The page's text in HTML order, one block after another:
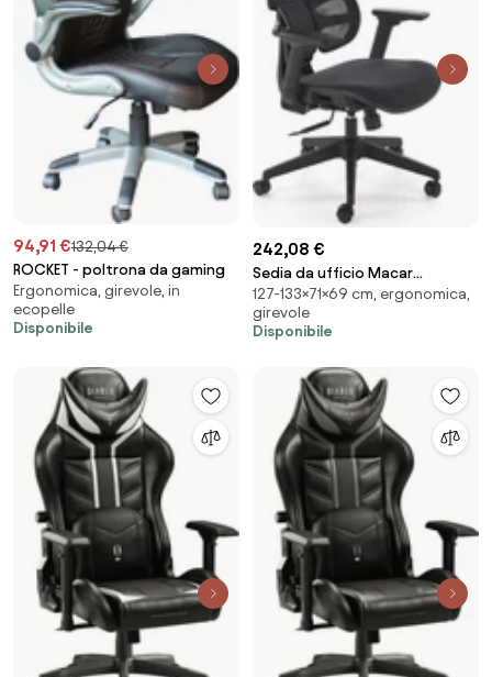
94,91 €132,04 €
ROCKET - poltrona da gaming
Ergonomica, girevole, in
ecopelle
Disponibile
242,08 €
Sedia da ufficio Macar
ergonomica nera – 71x69x127-
133 cm
127-133×71×69 cm, ergonomica,
girevole
Disponibile